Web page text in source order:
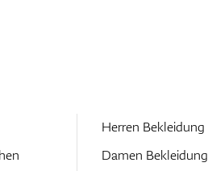
Herren Bekleidung
Damen Bekleidung